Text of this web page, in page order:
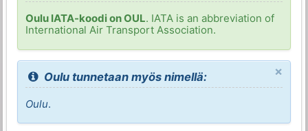
Oulu IATA-koodi on OUL. IATA is an abbreviation of
International Air Transport Association.
×
Oulu tunnetaan myös nimellä:
Oulu.